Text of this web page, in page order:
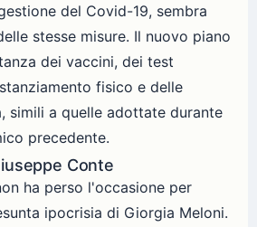
del Covid-19, sembra
stesse misure. Il nuovo piano
dei vaccini, dei test
fisico e delle
simili a quelle adottate durante
precedente.
Conte
ha perso l'occasione per
ipocrisia di Giorgia Meloni.